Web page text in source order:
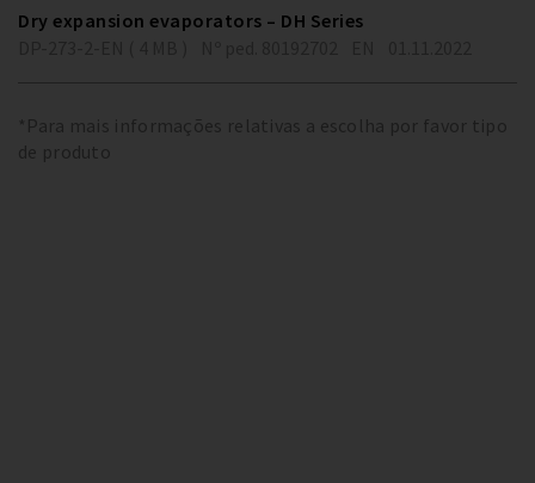
Dry expansion evaporators – DH Series
*Para mais informações relativas a escolha por favor tipo
de produto